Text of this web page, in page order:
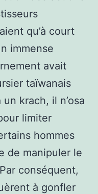
qu’à court
immense
avait
taïwanais
krach, il n’osa
limiter
hommes
de manipuler le
conséquent,
à gonfler